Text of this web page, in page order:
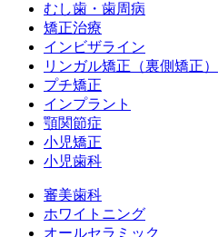
むし歯・歯周病
矯正治療
インビザライン
リンガル矯正（裏側矯正）
プチ矯正
インプラント
顎関節症
小児矯正
小児歯科
審美歯科
ホワイトニング
オールセラミック